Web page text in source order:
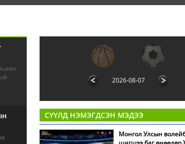
2026-08-07
СҮҮЛД НЭМЭГДСЭН МЭДЭЭ
Монгол Улсын